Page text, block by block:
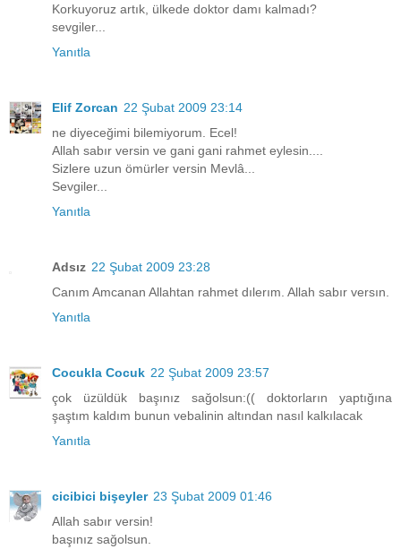
Korkuyoruz artık, ülkede doktor damı kalmadı?
sevgiler...
Yanıtla
Elif Zorcan 22 Şubat 2009 23:14
ne diyeceğimi bilemiyorum. Ecel!
Allah sabır versin ve gani gani rahmet eylesin....
Sizlere uzun ömürler versin Mevlâ...
Sevgiler...
Yanıtla
Adsız 22 Şubat 2009 23:28
Canım Amcanan Allahtan rahmet dılerım. Allah sabır versın.
Yanıtla
Cocukla Cocuk 22 Şubat 2009 23:57
çok üzüldük başınız sağolsun:(( doktorların yaptığına
şaştım kaldım bunun vebalinin altından nasıl kalkılacak
Yanıtla
cicibici bişeyler 23 Şubat 2009 01:46
Allah sabır versin!
başınız sağolsun.